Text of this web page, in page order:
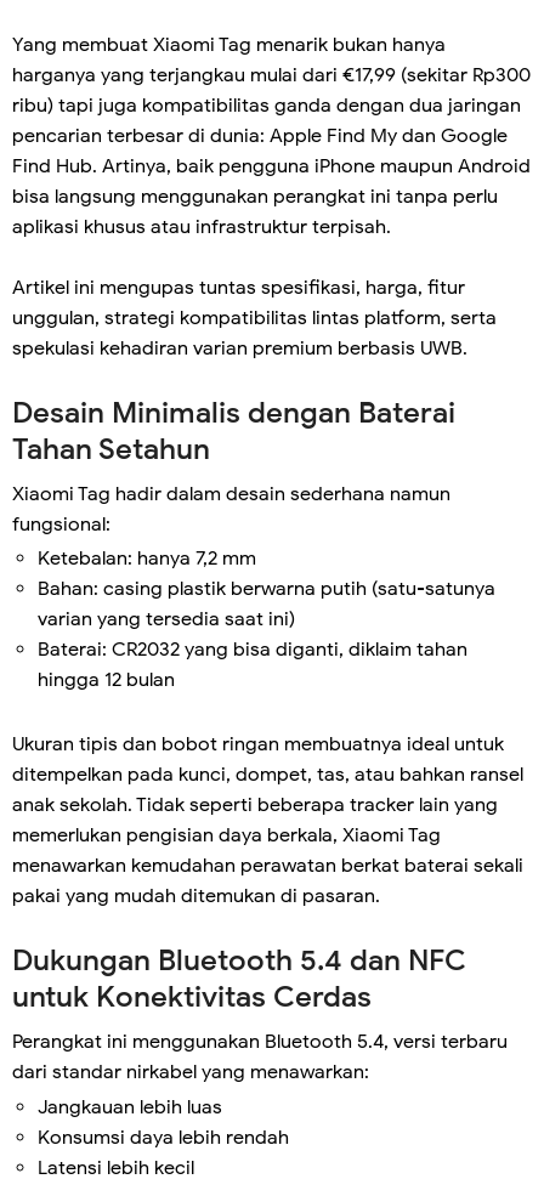
Yang membuat Xiaomi Tag menarik bukan hanya
harganya yang terjangkau mulai dari €17,99 (sekitar Rp300
ribu) tapi juga kompatibilitas ganda dengan dua jaringan
pencarian terbesar di dunia: Apple Find My dan Google
Find Hub. Artinya, baik pengguna iPhone maupun Android
bisa langsung menggunakan perangkat ini tanpa perlu
aplikasi khusus atau infrastruktur terpisah.
Artikel ini mengupas tuntas spesifikasi, harga, fitur
unggulan, strategi kompatibilitas lintas platform, serta
spekulasi kehadiran varian premium berbasis UWB.
Desain Minimalis dengan Baterai
Tahan Setahun
Xiaomi Tag hadir dalam desain sederhana namun
fungsional:
Ketebalan: hanya 7,2 mm
Bahan: casing plastik berwarna putih (satu-satunya
varian yang tersedia saat ini)
Baterai: CR2032 yang bisa diganti, diklaim tahan
hingga 12 bulan
Ukuran tipis dan bobot ringan membuatnya ideal untuk
ditempelkan pada kunci, dompet, tas, atau bahkan ransel
anak sekolah. Tidak seperti beberapa tracker lain yang
memerlukan pengisian daya berkala, Xiaomi Tag
menawarkan kemudahan perawatan berkat baterai sekali
pakai yang mudah ditemukan di pasaran.
Dukungan Bluetooth 5.4 dan NFC
untuk Konektivitas Cerdas
Perangkat ini menggunakan Bluetooth 5.4, versi terbaru
dari standar nirkabel yang menawarkan:
Jangkauan lebih luas
Konsumsi daya lebih rendah
Latensi lebih kecil